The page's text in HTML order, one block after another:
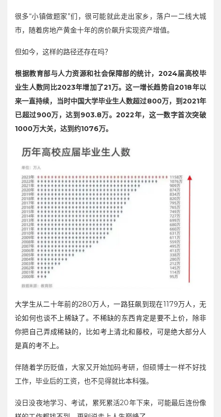
很多“小镇做题家”们，很可能就此走出家乡，落户一二线大城
市，随着房地产黄金十年的房价飙升实现资产增值。
但如今，这样的路径还存在吗？
根据教育部与人力资源和社会保障部的统计，2024届高校毕
业生人数同比2023年增加了21万。这一增长趋势自2018年以
来一直持续，当时中国大学毕业生人数超过800万，到2021年
已超过900万，达到903.8万。2022年，这一数字首次突破
1000万大关，达到约1076万。
大学生从二十年前的280万人，一路狂飙到现在1179万人，无
论如何也谈不上稀缺了。不稀缺的东西肯定是要不上价，除非
你把自己弄成稀缺的，比如考上清北和藤校，可是绝大部分人
是真的考不上。
伴随着学历贬值，大家又开始加码考研，但硕博士一样不好找
工作，毕业后的工资，也不见得就比本科强。
没日没夜地学习、考试，累死累活20年下来，可能最后连份像